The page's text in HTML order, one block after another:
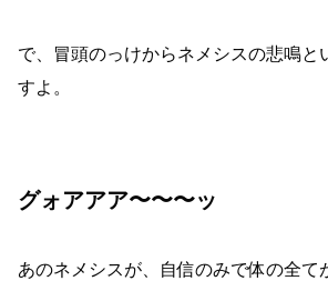
で、冒頭のっけからネメシスの悲鳴と
すよ。
グォアアア〜〜〜ッ
あのネメシスが、自信のみで体の全て